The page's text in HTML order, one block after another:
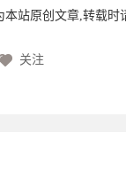
站原创文章,转载时
关注